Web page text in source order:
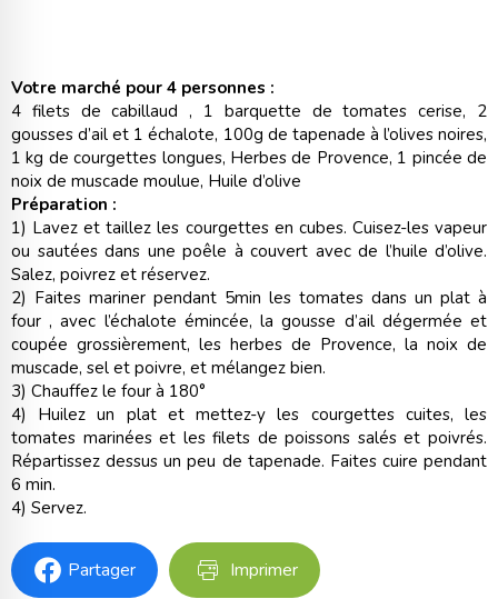
Votre marché pour 4 personnes :
4 filets de cabillaud , 1 barquette de tomates cerise, 2
gousses d’ail et 1 échalote, 100g de tapenade à l’olives noires,
1 kg de courgettes longues, Herbes de Provence, 1 pincée de
noix de muscade moulue, Huile d’olive
Préparation :
1) Lavez et taillez les courgettes en cubes. Cuisez-les vapeur
ou sautées dans une poêle à couvert avec de l’huile d’olive.
Salez, poivrez et réservez.
2) Faites mariner pendant 5min les tomates dans un plat à
four , avec l’échalote émincée, la gousse d’ail dégermée et
coupée grossièrement, les herbes de Provence, la noix de
muscade, sel et poivre, et mélangez bien.
3) Chauffez le four à 180°
4) Huilez un plat et mettez-y les courgettes cuites, les
tomates marinées et les filets de poissons salés et poivrés.
Répartissez dessus un peu de tapenade. Faites cuire pendant
6 min.
4) Servez.
Partager Imprimer